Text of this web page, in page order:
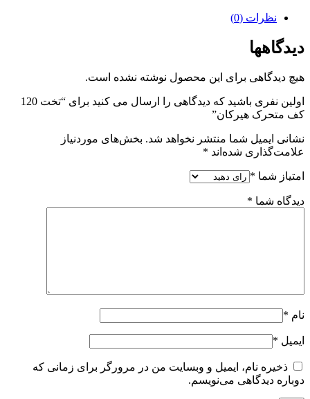
نظرات (0)
دیدگاهها
هیچ دیدگاهی برای این محصول نوشته نشده است.
اولین نفری باشید که دیدگاهی را ارسال می کنید برای “تخت 120
کف متحرک هیرکان”
نشانی ایمیل شما منتشر نخواهد شد. بخش‌های موردنیاز
علامت‌گذاری شده‌اند *
امتیاز شما *
دیدگاه شما *
نام *
ایمیل *
ذخیره نام، ایمیل و وبسایت من در مرورگر برای زمانی که
دوباره دیدگاهی می‌نویسم.